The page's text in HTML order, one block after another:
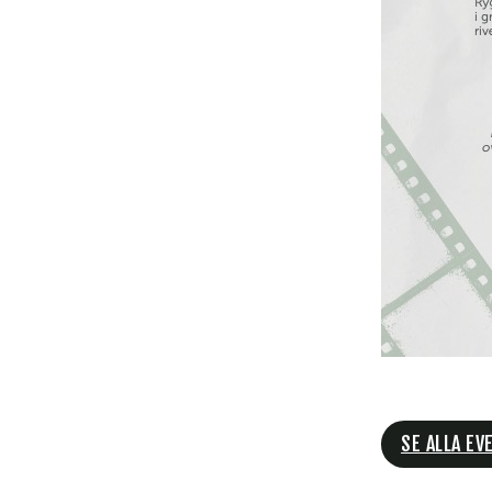
SE ALLA